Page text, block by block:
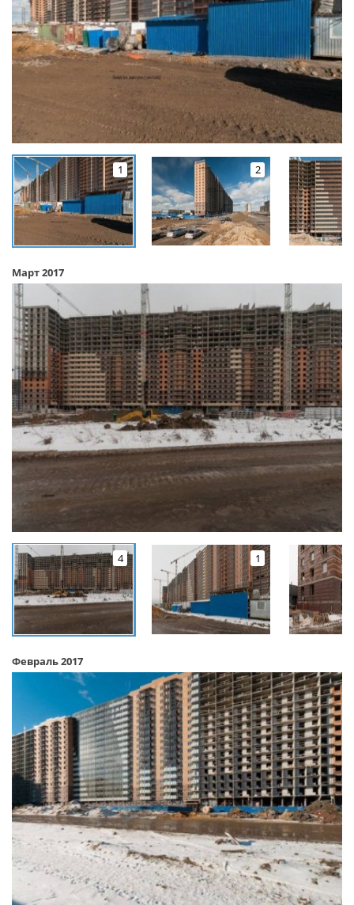
1 2
Март 2017
4 1
Февраль 2017